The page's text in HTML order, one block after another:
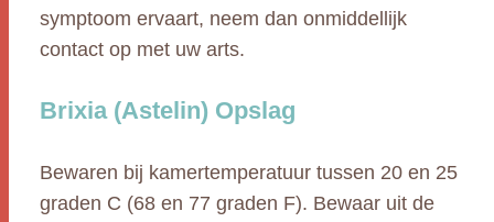
symptoom ervaart, neem dan onmiddellijk
contact op met uw arts.
Brixia (Astelin) Opslag
Bewaren bij kamertemperatuur tussen 20 en 25
graden C (68 en 77 graden F). Bewaar uit de